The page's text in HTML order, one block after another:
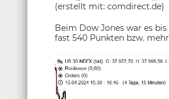
(erstellt mit: comdirect.de)
Beim Dow Jones war es
fast 540 Punkten bzw. mehr